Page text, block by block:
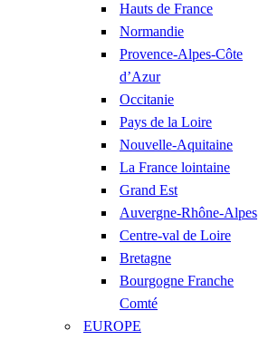
Hauts de France
Normandie
Provence-Alpes-Côte
d’Azur
Occitanie
Pays de la Loire
Nouvelle-Aquitaine
La France lointaine
Grand Est
Auvergne-Rhône-Alpes
Centre-val de Loire
Bretagne
Bourgogne Franche
Comté
EUROPE